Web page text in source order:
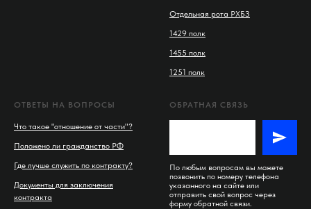
Отдельная рота РХБЗ
1429 полк
1455 полк
1251 полк
ОТВЕТЫ НА ВОПРОСЫ
Что такое "отношение от части"?
Положено ли гражданство РФ
Где лучше служить по контракту?
Документы для заключения
контракта
ОБРАТНАЯ СВЯЗЬ
По любым вопросам вы можете
позвонить по номеру телефона
указанного на сайте или
отправить свой вопрос через
форму обратной связи.